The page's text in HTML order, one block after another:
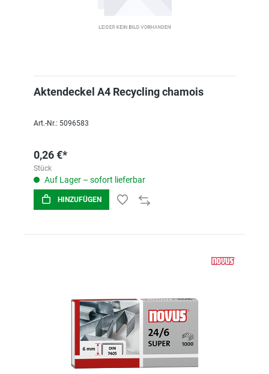
Aktendeckel A4 Recycling chamois
Art.-Nr.: 5096583
0,26 €*
Stück
Auf Lager – sofort lieferbar
HINZUFÜGEN